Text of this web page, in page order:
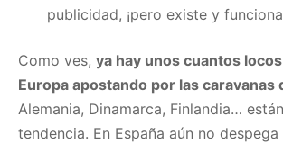
publicidad, ¡pero existe y
Como ves, ya hay unos cuantos
Europa apostando por las caravanas
Alemania, Dinamarca, Finlandia…
tendencia. En España aún no